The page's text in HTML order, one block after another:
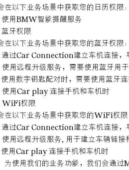
在以下业务场景中获取您的日历权限：
使用BMW智能提醒服务
蓝牙权限
在以下业务场景中获取您的蓝牙权限：
通过Car Connection建立车机连接，
使用远程升级服务，需要使用蓝牙用
使用数字钥匙配对时，需要使用蓝牙连
使用Car play 连接手机和车机时
WiFi权限
在以下业务场景中获取您的WiFi权限
通过Car Connection建立车机连接，
使用远程升级服务, 用于建立车辆链
使用Car play 连接手机和车机时
为使用我们的业务功能，我们会通过